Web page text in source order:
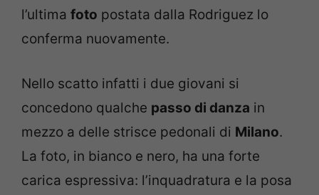
l’ultima foto postata dalla Rodriguez lo
conferma nuovamente.
Nello scatto infatti i due giovani si
concedono qualche passo di danza in
mezzo a delle strisce pedonali di Milano.
La foto, in bianco e nero, ha una forte
carica espressiva: l’inquadratura e la posa